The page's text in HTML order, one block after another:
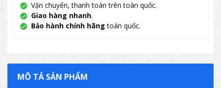
Vận chuyển, thanh toán trên toàn quốc.
Giao hàng nhanh.
Bảo hành chính hãng toàn quốc.
MÔ TẢ SẢN PHẨM